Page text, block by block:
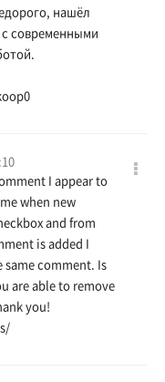
нашёл
современными
I appear to
when new
and from
is added I
same comment. Is
are able to remove
you!